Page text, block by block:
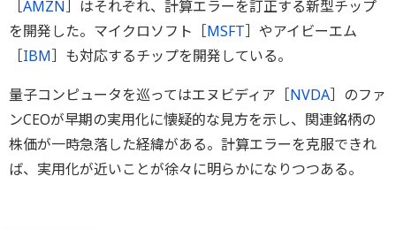
［AMZN］はそれぞれ、計算エラーを訂正する新型チップ
を開発した。マイクロソフト［MSFT］やアイビーエム
［IBM］も対応するチップを開発している。
量子コンピュータを巡ってはエヌビディア［NVDA］のファ
ンCEOが早期の実用化に懐疑的な見方を示し、関連銘柄の
株価が一時急落した経緯がある。計算エラーを克服できれ
ば、実用化が近いことが徐々に明らかになりつつある。